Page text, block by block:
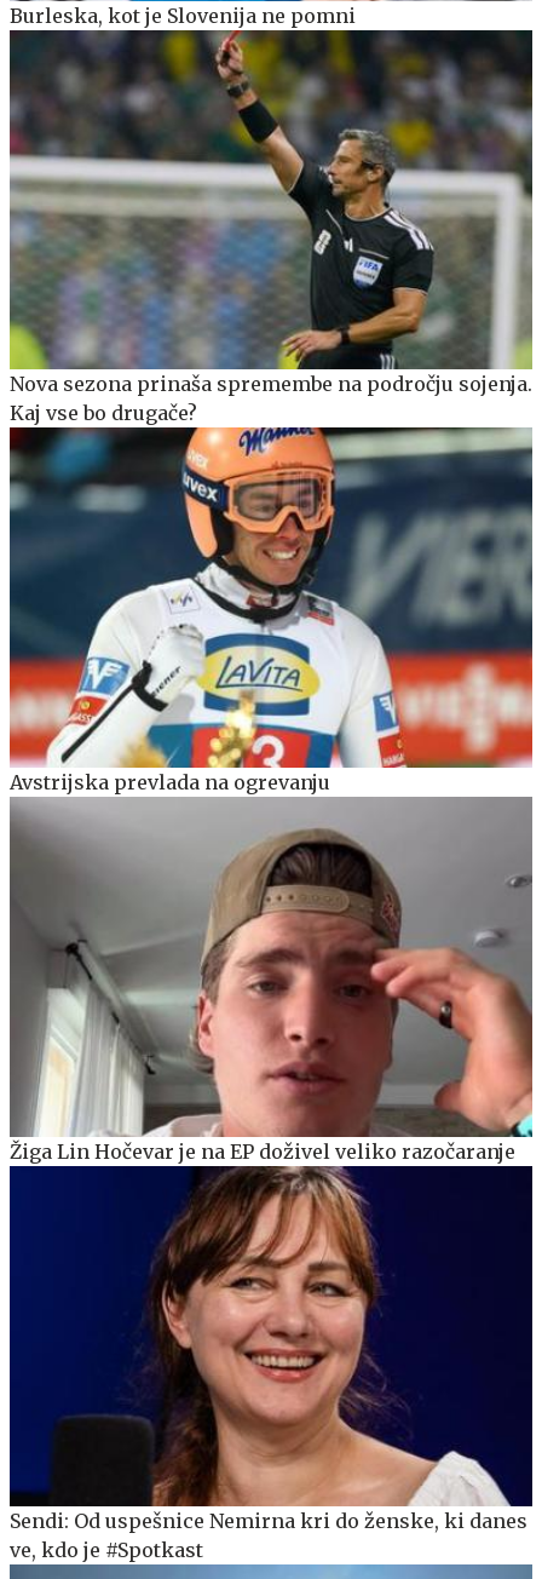
Burleska, kot je Slovenija ne pomni
Nova sezona prinaša spremembe na področju sojenja.
Kaj vse bo drugače?
Avstrijska prevlada na ogrevanju
Žiga Lin Hočevar je na EP doživel veliko razočaranje
Sendi: Od uspešnice Nemirna kri do ženske, ki danes
ve, kdo je #Spotkast